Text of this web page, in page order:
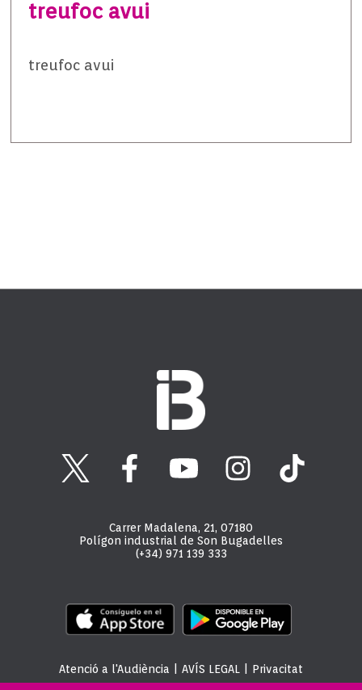
treufoc avui
treufoc avui
Carrer Madalena, 21, 07180
Polígon industrial de Son Bugadelles
(+34) 971 139 333
Atenció a l'Audiència AVÍS LEGAL Privacitat